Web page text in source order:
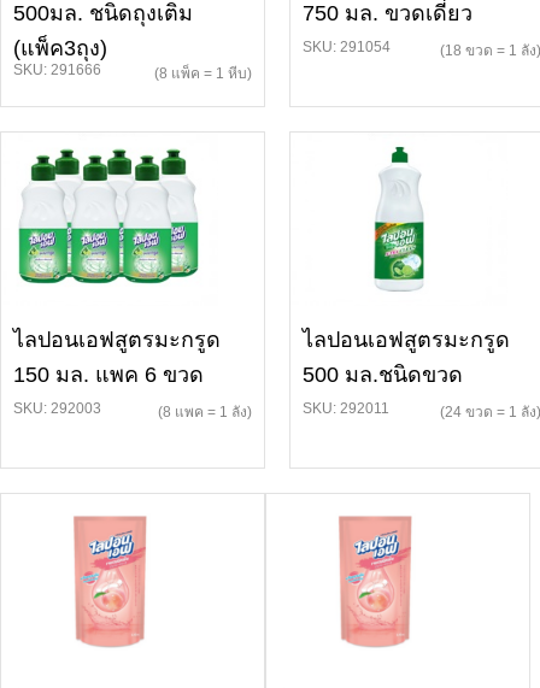
500มล. ชนิดถุงเติม
(แพ็ค3ถุง)
SKU: 291666 (8 แพ็ค = 1 หีบ)
750 มล. ขวดเดี่ยว
SKU: 291054 (18 ขวด = 1 ลัง)
ไลปอนเอฟสูตรมะกรูด
150 มล. แพค 6 ขวด
SKU: 292003 (8 แพค = 1 ลัง)
ไลปอนเอฟสูตรมะกรูด
500 มล.ชนิดขวด
SKU: 292011 (24 ขวด = 1 ลัง)